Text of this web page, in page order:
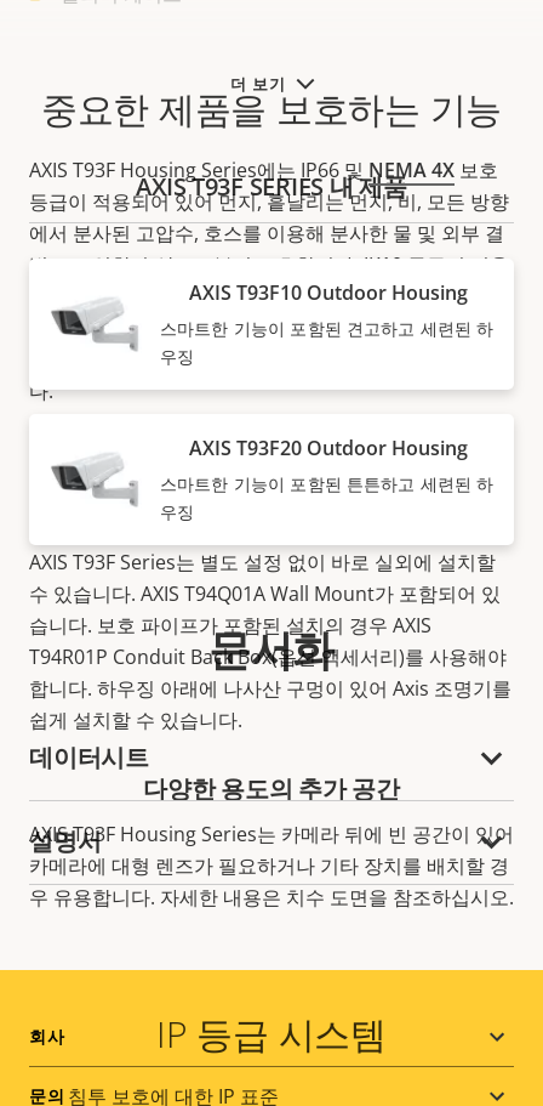
더 보기
중요한 제품을 보호하는 기능
AXIS T93F Housing Series에는 IP66 및 NEMA 4X 보호
등급이 적용되어 있어 먼지, 흩날리는 먼지, 비, 모든 방향
에서 분사된 고압수, 호스를 이용해 분사한 물 및 외부 결
빙으로 인한 손상으로부터 보호합니다. IK10 등급이 적용
되어 있어 충격 및 파손 행위로부터 보호합니다. 또한 케
이블은 파손 보호 처리가 되어 있으며, 파손 시도 시 트리
거되는 옵션 알람 스위치를 수용하도록 준비되어 있습니
다.
손쉬운 설치
AXIS T93F Series는 별도 설정 없이 바로 실외에 설치할
수 있습니다. AXIS T94Q01A Wall Mount가 포함되어 있
습니다. 보호 파이프가 포함된 설치의 경우 AXIS
T94R01P Conduit Back Box(옵션 액세서리)를 사용해야
합니다. 하우징 아래에 나사산 구멍이 있어 Axis 조명기를
쉽게 설치할 수 있습니다.
다양한 용도의 추가 공간
AXIS T93F Housing Series는 카메라 뒤에 빈 공간이 있어
카메라에 대형 렌즈가 필요하거나 기타 장치를 배치할 경
우 유용합니다. 자세한 내용은 치수 도면을 참조하십시오.
IP 등급 시스템
침투 보호에 대한 IP 표준
AXIS T93F SERIES 내 제품
AXIS T93F10 Outdoor Housing
스마트한 기능이 포함된 견고하고 세련된 하
우징
AXIS T93F20 Outdoor Housing
스마트한 기능이 포함된 튼튼하고 세련된 하
우징
문서화
데이터시트
설명서
Footer
회사
문의